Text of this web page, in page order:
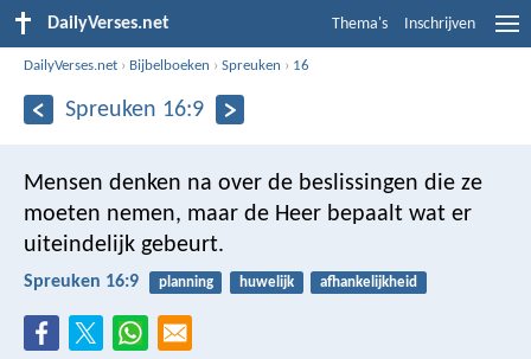
DailyVerses.net Thema's Inschrijven
DailyVerses.net › Bijbelboeken ›Spreuken › 16
Spreuken 16:9
Mensen denken na over de beslissingen die ze
moeten nemen, maar de Heer bepaalt wat er
uiteindelijk gebeurt.
Spreuken 16:9 planning huwelijk afhankelijkheid